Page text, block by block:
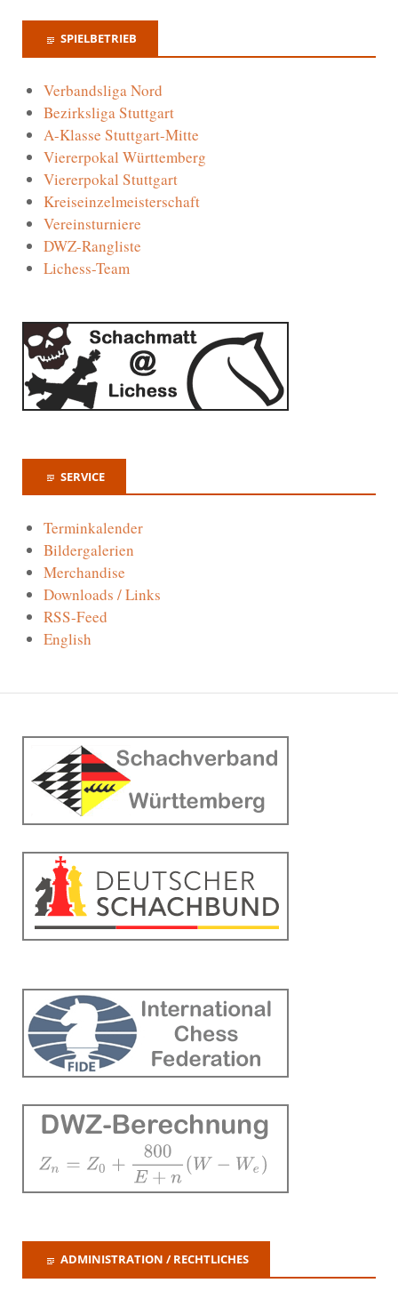
SPIELBETRIEB
Verbandsliga Nord
Bezirksliga Stuttgart
A-Klasse Stuttgart-Mitte
Viererpokal Württemberg
Viererpokal Stuttgart
Kreiseinzelmeisterschaft
Vereinsturniere
DWZ-Rangliste
Lichess-Team
SERVICE
Terminkalender
Bildergalerien
Merchandise
Downloads / Links
RSS-Feed
English
ADMINISTRATION / RECHTLICHES